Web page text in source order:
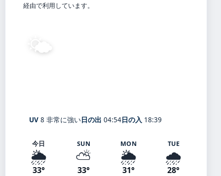
経由で利用しています。
🌤️
UV 8 非常に強い日の出 04:54日の入 18:39
今日
🌦️
33°
SUN
⛅
33°
MON
🌦️
31°
TUE
🌧️
28°